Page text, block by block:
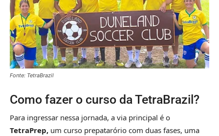
Fonte: TetraBrazil
Como fazer o curso da TetraBrazil?
Para ingressar nessa jornada, a via principal é o
TetraPrep, um curso prepatarório com duas fases, uma